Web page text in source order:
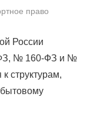
право
России
№ 160-ФЗ и №
структурам,
бытовому